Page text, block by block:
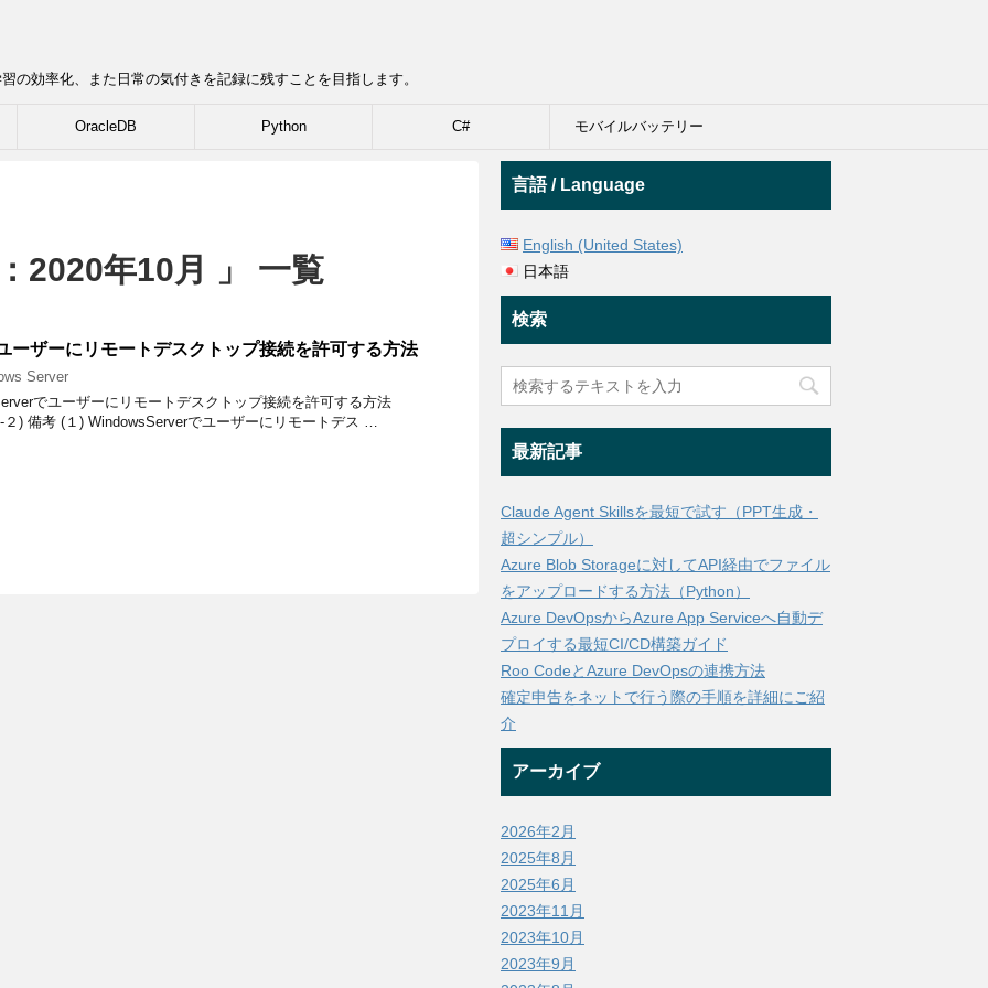
の効率化、また日常の気付きを記録に残すことを目指します。
OracleDB Python C# モバイルバッテリー
2020年10月 」 一覧
ザーにリモートデスクトップ接続を許可する方法
Server
でユーザーにリモートデスクトップ接続を許可する方法
) 備考 (１) WindowsServerでユーザーにリモートデス …
言語 / Language
English (United States)
日本語
検索
最新記事
Claude Agent Skillsを最短で試す（PPT生成・
超シンプル）
Azure Blob Storageに対してAPI経由でファイル
をアップロードする方法（Python）
Azure DevOpsからAzure App Serviceへ自動デ
プロイする最短CI/CD構築ガイド
Roo CodeとAzure DevOpsの連携方法
確定申告をネットで行う際の手順を詳細にご紹
介
アーカイブ
2026年2月
2025年8月
2025年6月
2023年11月
2023年10月
2023年9月